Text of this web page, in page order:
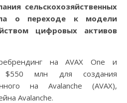
сельскохозяйственных
о переходе к модели
цифровых активов
на AVAX One и
$550 млн для создания
на Avalanche (AVAX),
Avalanche.